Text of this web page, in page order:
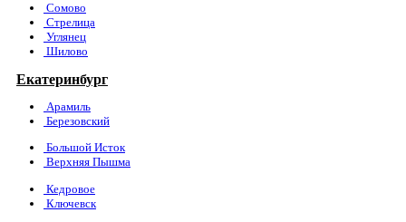
Сомово
Стрелица
Углянец
Шилово
Екатеринбург
Арамиль
Березовский
Большой Исток
Верхняя Пышма
Кедровое
Ключевск